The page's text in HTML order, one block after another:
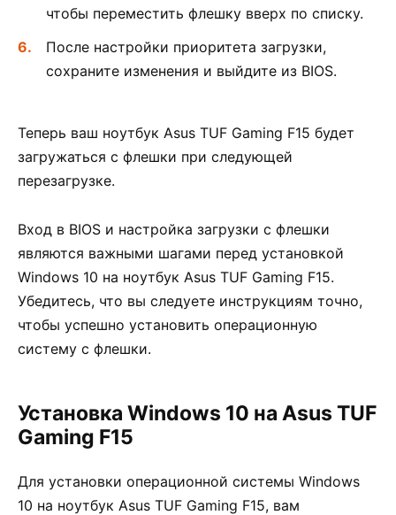
чтобы переместить флешку вверх по списку.
После настройки приоритета загрузки,
сохраните изменения и выйдите из BIOS.
Теперь ваш ноутбук Asus TUF Gaming F15 будет
загружаться с флешки при следующей
перезагрузке.
Вход в BIOS и настройка загрузки с флешки
являются важными шагами перед установкой
Windows 10 на ноутбук Asus TUF Gaming F15.
Убедитесь, что вы следуете инструкциям точно,
чтобы успешно установить операционную
систему с флешки.
Установка Windows 10 на Asus TUF
Gaming F15
Для установки операционной системы Windows
10 на ноутбук Asus TUF Gaming F15, вам